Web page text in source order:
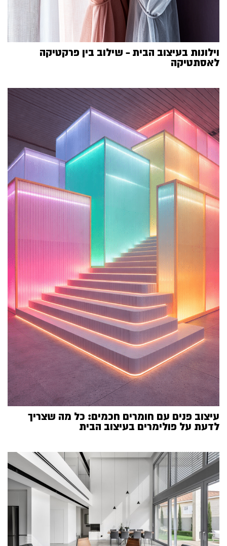
וילונות בעיצוב הבית – שילוב בין פרקטיקה
לאסתטיקה
עיצוב פנים עם חומרים חכמים: כל מה שצריך
לדעת על פולימרים בעיצוב הבית